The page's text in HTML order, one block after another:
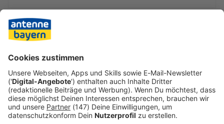
Erkundungsflüge und eine große Suchaktion mit rund 45
Einsatzkräften blieben jedoch erfolglos. Das Gebiet, in
dem der Alpinist vermisst wird, erstrecke sich über etwa
1.200 Quadratkilometer, erklärte der Polizeisprecher. «Die